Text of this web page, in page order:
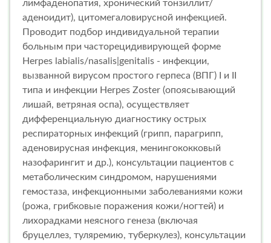
лимфаденопатия, хронический тонзиллит/
аденоидит), цитомегаловирусной инфекцией.
Проводит подбор индивидуальной терапии
больным при часторецидивирующей форме
Herpes labialis/nasalis|genitalis - инфекции,
вызванной вирусом простого герпеса (ВПГ) I и II
типа и инфекции Herpes Zoster (опоясывающий
лишай, ветряная оспа), осуществляет
дифференциальную диагностику острых
респираторных инфекций (грипп, парагрипп,
аденовирусная инфекция, менингококковый
назофарингит и др.), консультации пациентов с
метаболическим синдромом, нарушениями
гемостаза, инфекционными заболеваниями кожи
(рожа, грибковые поражения кожи/ногтей) и
лихорадками неясного генеза (включая
бруцеллез, туляремию, туберкулез), консультации